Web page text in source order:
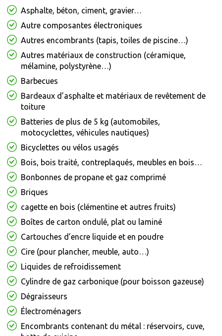
Asphalte, béton, ciment, gravier…
Autre composantes électroniques
Autres encombrants (tapis, toiles de piscine…)
Autres matériaux de construction (céramique,
mélamine, polystyrène…)
Barbecues
Bardeaux d’asphalte et matériaux de revêtement de
toiture
Batteries de plus de 5 kg (automobiles,
motocyclettes, véhicules nautiques)
Bicyclettes ou vélos usagés
Bois, bois traité, contreplaqués, meubles en bois…
Bonbonnes de propane et gaz comprimé
Briques
cagette en bois (clémentine et autres fruits)
Boîtes de carton ondulé, plat ou laminé
Cartouches d’encre liquide et en poudre
Cire (pour plancher, meuble, auto…)
Liquides de refroidissement
Cylindre de gaz carbonique (pour boisson gazeuse)
Dégraisseurs
Électroménagers
Encombrants contenant du métal : réservoirs, cuve,